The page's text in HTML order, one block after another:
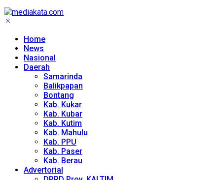
Home
News
Nasional
Daerah
Samarinda
Balikpapan
Bontang
Kab. Kukar
Kab. Kubar
Kab. Kutim
Kab. Mahulu
Kab. PPU
Kab. Paser
Kab. Berau
Advertorial